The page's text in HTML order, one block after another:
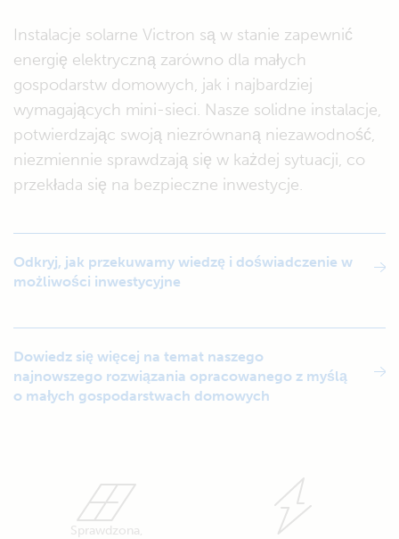
Instalacje solarne Victron są w stanie zapewnić
energię elektryczną zarówno dla małych
gospodarstw domowych, jak i najbardziej
wymagających mini-sieci. Nasze solidne instalacje,
potwierdzając swoją niezrównaną niezawodność,
niezmiennie sprawdzają się w każdej sytuacji, co
przekłada się na bezpieczne inwestycje.
Odkryj, jak przekuwamy wiedzę i doświadczenie w
możliwości inwestycyjne
Dowiedz się więcej na temat naszego
najnowszego rozwiązania opracowanego z myślą
o małych gospodarstwach domowych
Sprawdzona,